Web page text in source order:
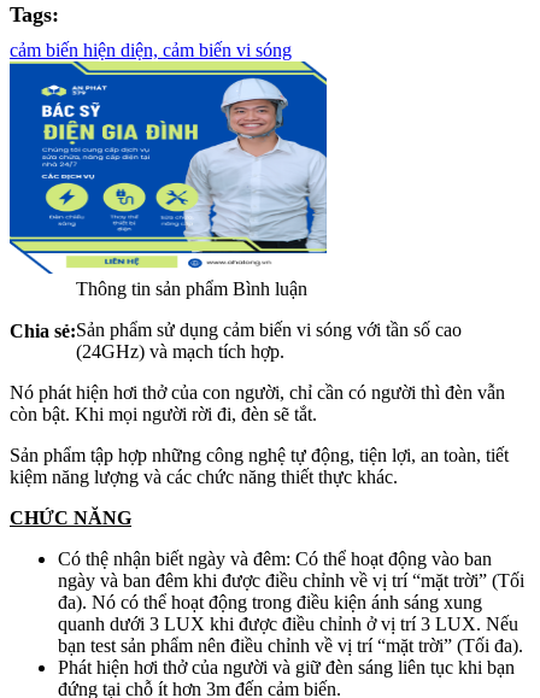
Tags:
cảm biến hiện diện, cảm biến vi sóng
Chia sẻ:
Thông tin sản phẩm Bình luận
Sản phẩm sử dụng cảm biến vi sóng với tần số cao
(24GHz) và mạch tích hợp.
Nó phát hiện hơi thở của con người, chỉ cần có người thì đèn vẫn
còn bật. Khi mọi người rời đi, đèn sẽ tắt.
Sản phẩm tập hợp những công nghệ tự động, tiện lợi, an toàn, tiết
kiệm năng lượng và các chức năng thiết thực khác.
CHỨC NĂNG
Có thệ nhận biết ngày và đêm: Có thể hoạt động vào ban
ngày và ban đêm khi được điều chỉnh về vị trí “mặt trời” (Tối
đa). Nó có thể hoạt động trong điều kiện ánh sáng xung
quanh dưới 3 LUX khi được điều chỉnh ở vị trí 3 LUX. Nếu
bạn test sản phẩm nên điều chỉnh về vị trí “mặt trời” (Tối đa).
Phát hiện hơi thở của người và giữ đèn sáng liên tục khi bạn
đứng tại chỗ ít hơn 3m đến cảm biến.